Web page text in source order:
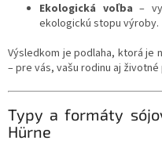
Ekologická voľba –
ekologickú stopu výroby.
Výsledkom je podlaha, ktorá je
– pre vás, vašu rodinu aj
Typy a formáty
Hürne